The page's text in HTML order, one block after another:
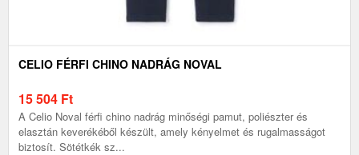
CELIO FÉRFI CHINO NADRÁG NOVAL
15 504 Ft
A Celio Noval férfi chino nadrág minőségi pamut, poliészter és
elasztán keverékéből készült, amely kényelmet és rugalmasságot
biztosít. Sötétkék sz...